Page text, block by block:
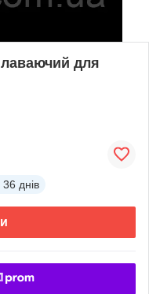
для
36 днів